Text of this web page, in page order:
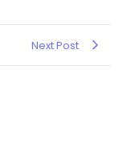
Next Post